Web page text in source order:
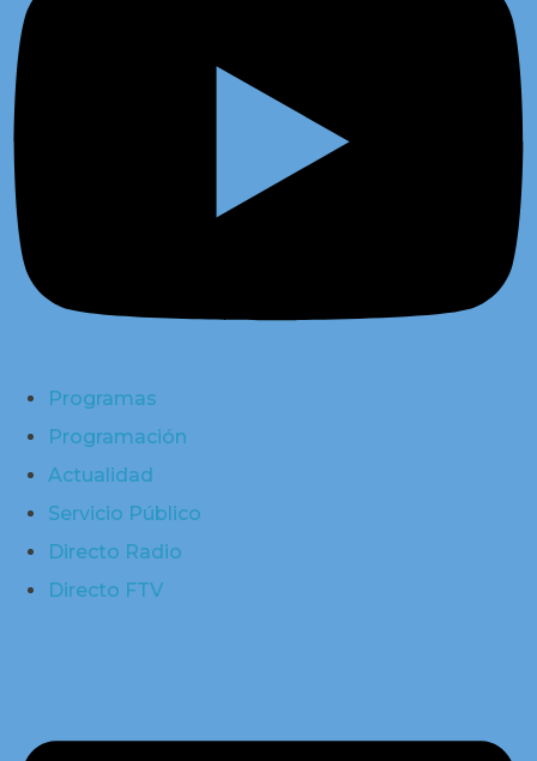
Programas
Programación
Actualidad
Servicio Público
Directo Radio
Directo FTV